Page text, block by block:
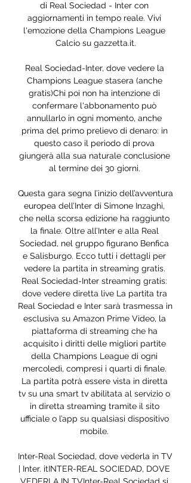
di Real Sociedad - Inter con
aggiornamenti in tempo reale. Vivi
l'emozione della Champions League
Calcio su gazzetta.it.
Real Sociedad-Inter, dove vedere la
Champions League stasera (anche
gratis)Chi poi non ha intenzione di
confermare l'abbonamento può
annullarlo in ogni momento, anche
prima del primo prelievo di denaro: in
questo caso il periodo di prova
giungerà alla sua naturale conclusione
al termine dei 30 giorni.
Questa gara segna l’inizio dell’avventura
europea dell’Inter di Simone Inzaghi,
che nella scorsa edizione ha raggiunto
la finale. Oltre all’Inter e alla Real
Sociedad, nel gruppo figurano Benfica
e Salisburgo. Ecco tutti i dettagli per
vedere la partita in streaming gratis.
Real Sociedad-Inter streaming gratis:
dove vedere diretta live La partita tra
Real Sociedad e Inter sarà trasmessa in
esclusiva su Amazon Prime Video, la
piattaforma di streaming che ha
acquisito i diritti delle migliori partite
della Champions League di ogni
mercoledì, compresi i quarti di finale.
La partita potrà essere vista in diretta
tv su una smart tv abilitata al servizio o
in diretta streaming tramite il sito
ufficiale o l’app su qualsiasi dispositivo
mobile.
Inter-Real Sociedad, dove vederla in TV
| Inter. itINTER-REAL SOCIEDAD, DOVE